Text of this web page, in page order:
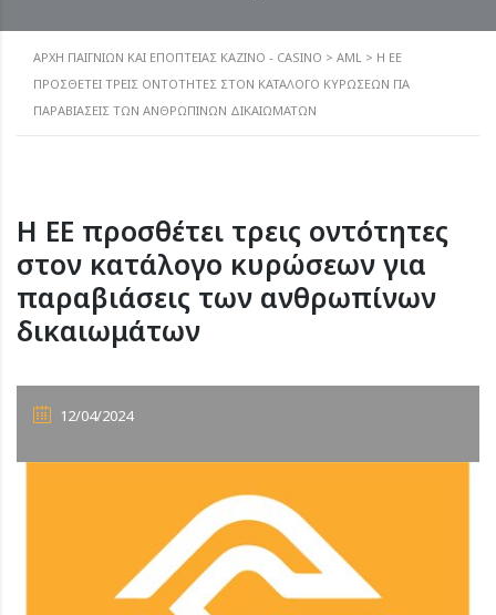
ΑΡΧΗ ΠΑΙΓΝΙΩΝ ΚΑΙ ΕΠΟΠΤΕΙΑΣ ΚΑΖΙΝΟ - CASINO > AML > Η ΕΕ
ΠΡΟΣΘΈΤΕΙ ΤΡΕΙΣ ΟΝΤΌΤΗΤΕΣ ΣΤΟΝ ΚΑΤΆΛΟΓΟ ΚΥΡΏΣΕΩΝ ΓΙΑ
ΠΑΡΑΒΙΆΣΕΙΣ ΤΩΝ ΑΝΘΡΩΠΊΝΩΝ ΔΙΚΑΙΩΜΆΤΩΝ
Η ΕΕ προσθέτει τρεις οντότητες
στον κατάλογο κυρώσεων για
παραβιάσεις των ανθρωπίνων
δικαιωμάτων
12/04/2024